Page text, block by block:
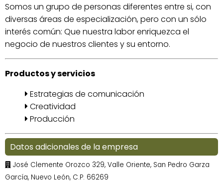
Somos un grupo de personas diferentes entre si, con
diversas áreas de especialización, pero con un sólo
interés común: Que nuestra labor enriquezca el
negocio de nuestros clientes y su entorno.
Productos y servicios
Estrategias de comunicación
Creatividad
Producción
Datos adicionales de la empresa
José Clemente Orozco 329, Valle Oriente, San Pedro Garza
García, Nuevo León, C.P. 66269